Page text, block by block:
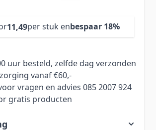
11,49per stuk enbespaar 18%
uur besteld, zelfde dag verzonden
vanaf €60,-
vragen en advies 085 2007 924
gratis producten